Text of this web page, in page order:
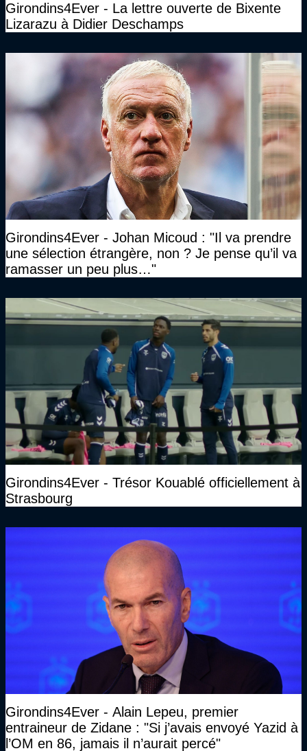
Girondins4Ever - La lettre ouverte de Bixente
Lizarazu à Didier Deschamps
Girondins4Ever - Johan Micoud : "Il va prendre
une sélection étrangère, non ? Je pense qu’il va
ramasser un peu plus…"
Girondins4Ever - Trésor Kouablé officiellement à
Strasbourg
Girondins4Ever - Alain Lepeu, premier
entraineur de Zidane : "Si j’avais envoyé Yazid à
l’OM en 86, jamais il n’aurait percé"